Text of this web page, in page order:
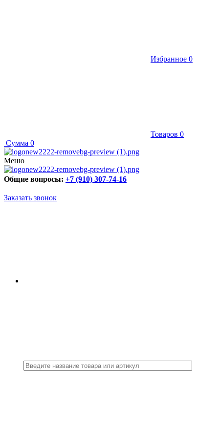
Избранное 0
Товаров 0
Сумма 0
Меню
Общие вопросы: +7 (910) 307-74-16
Заказать звонок